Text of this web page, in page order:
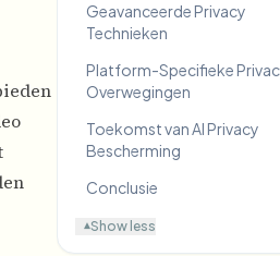
Geavanceerde Privacy
Technieken
Platform-Specifieke
Overwegingen
Toekomst van AI Privacy
Bescherming
Conclusie
▾Show less